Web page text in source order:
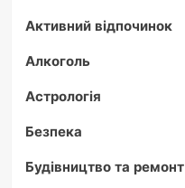
Активний відпочинок
Алкоголь
Астрологія
Безпека
Будівництво та ремонт